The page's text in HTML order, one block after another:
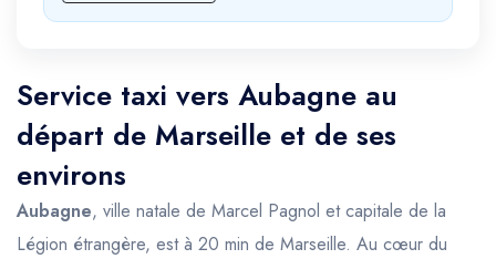
Service taxi vers Aubagne au
départ de Marseille et de ses
environs
Aubagne, ville natale de Marcel Pagnol et capitale de la
Légion étrangère, est à 20 min de Marseille. Au cœur du